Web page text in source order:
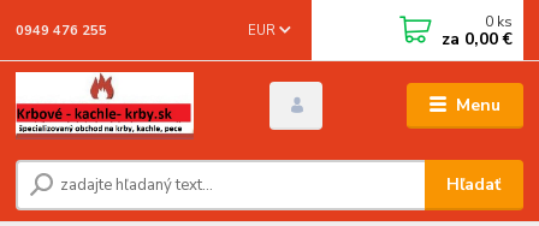
Menu
EUR
Hľadať
0949 476 255 0 ks
za 0,00 €